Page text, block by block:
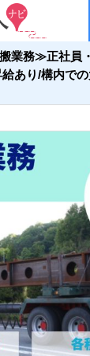
業務≫正社員
あり/構内で